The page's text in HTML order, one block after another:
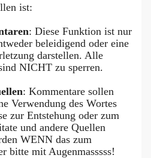
ist:
: Diese Funktion ist nur
beleidigend oder eine
darstellen. Alle
NICHT zu sperren.
: Kommentare sollen
Verwendung des Wortes
zur Entstehung oder zum
und andere Quellen
WENN das zum
bitte mit Augenmasssss!